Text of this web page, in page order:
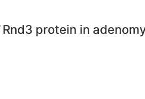
protein in